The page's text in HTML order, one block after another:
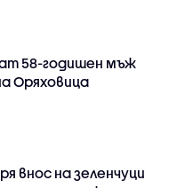
58-годишен мъж
Оряховица
внос на зеленчуци